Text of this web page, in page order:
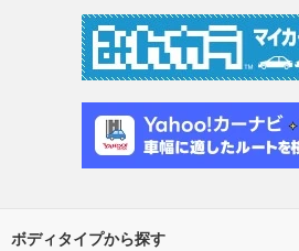
ボディタイプから探す